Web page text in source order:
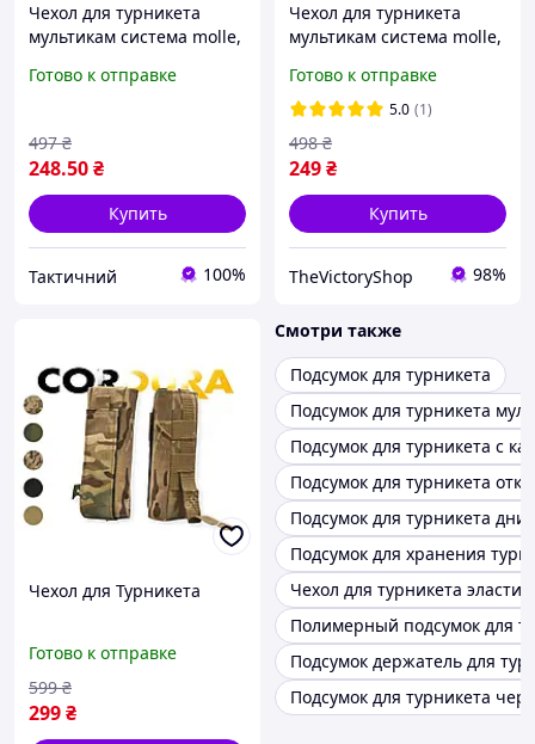
Чехол для турникета
мультикам система molle,
жгута чехол под турникет
Готово к отправке
248.50₴
497 ₴
Купить
Тактичний 100%
Чехол для турникета
мультикам система molle,
жгута чехол под турникет
frocgs
Готово к отправке
5.0 (1)
249₴
498 ₴
Купить
TheVictoryShop 98%
Чехол для Турникета
Готово к отправке
299₴
599 ₴
Смотри также
Подсумок для турникета
Подсумок для турникета
Подсумок для турникета с
Подсумок для турникета
Подсумок для турникета
Подсумок для хранения
Чехол для турникета
Полимерный подсумок для
Подсумок держатель для
Подсумок для турникета